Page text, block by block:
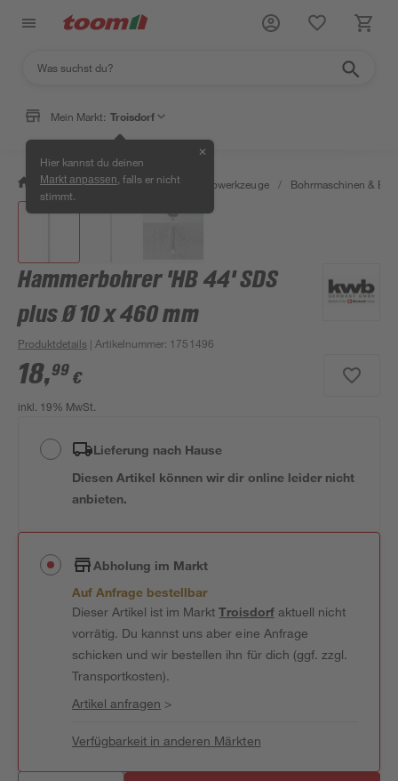
Mein Markt: Troisdorf
Hier kannst du deinen
Markt anpassen , falls er nicht
stimmt.
✕
/ Werkstatt & Maschinen / Elektrowerkzeuge / Bohrmaschinen &
Hammerbohrer 'HB 44' SDS
plus Ø 10 x 460 mm
Produktdetails | Artikelnummer: 1751496
18,99 €
inkl. 19% MwSt.
Lieferung nach Hause
Diesen Artikel können wir dir online leider nicht
anbieten.
Abholung im Markt
Auf Anfrage bestellbar
Dieser Artikel ist im MarktTroisdorfaktuell nicht
vorrätig. Du kannst uns aber eine Anfrage
schicken und wir bestellen ihn für dich (ggf. zzgl.
Transportkosten).
Artikel anfragen >
Verfügbarkeit in anderen Märkten